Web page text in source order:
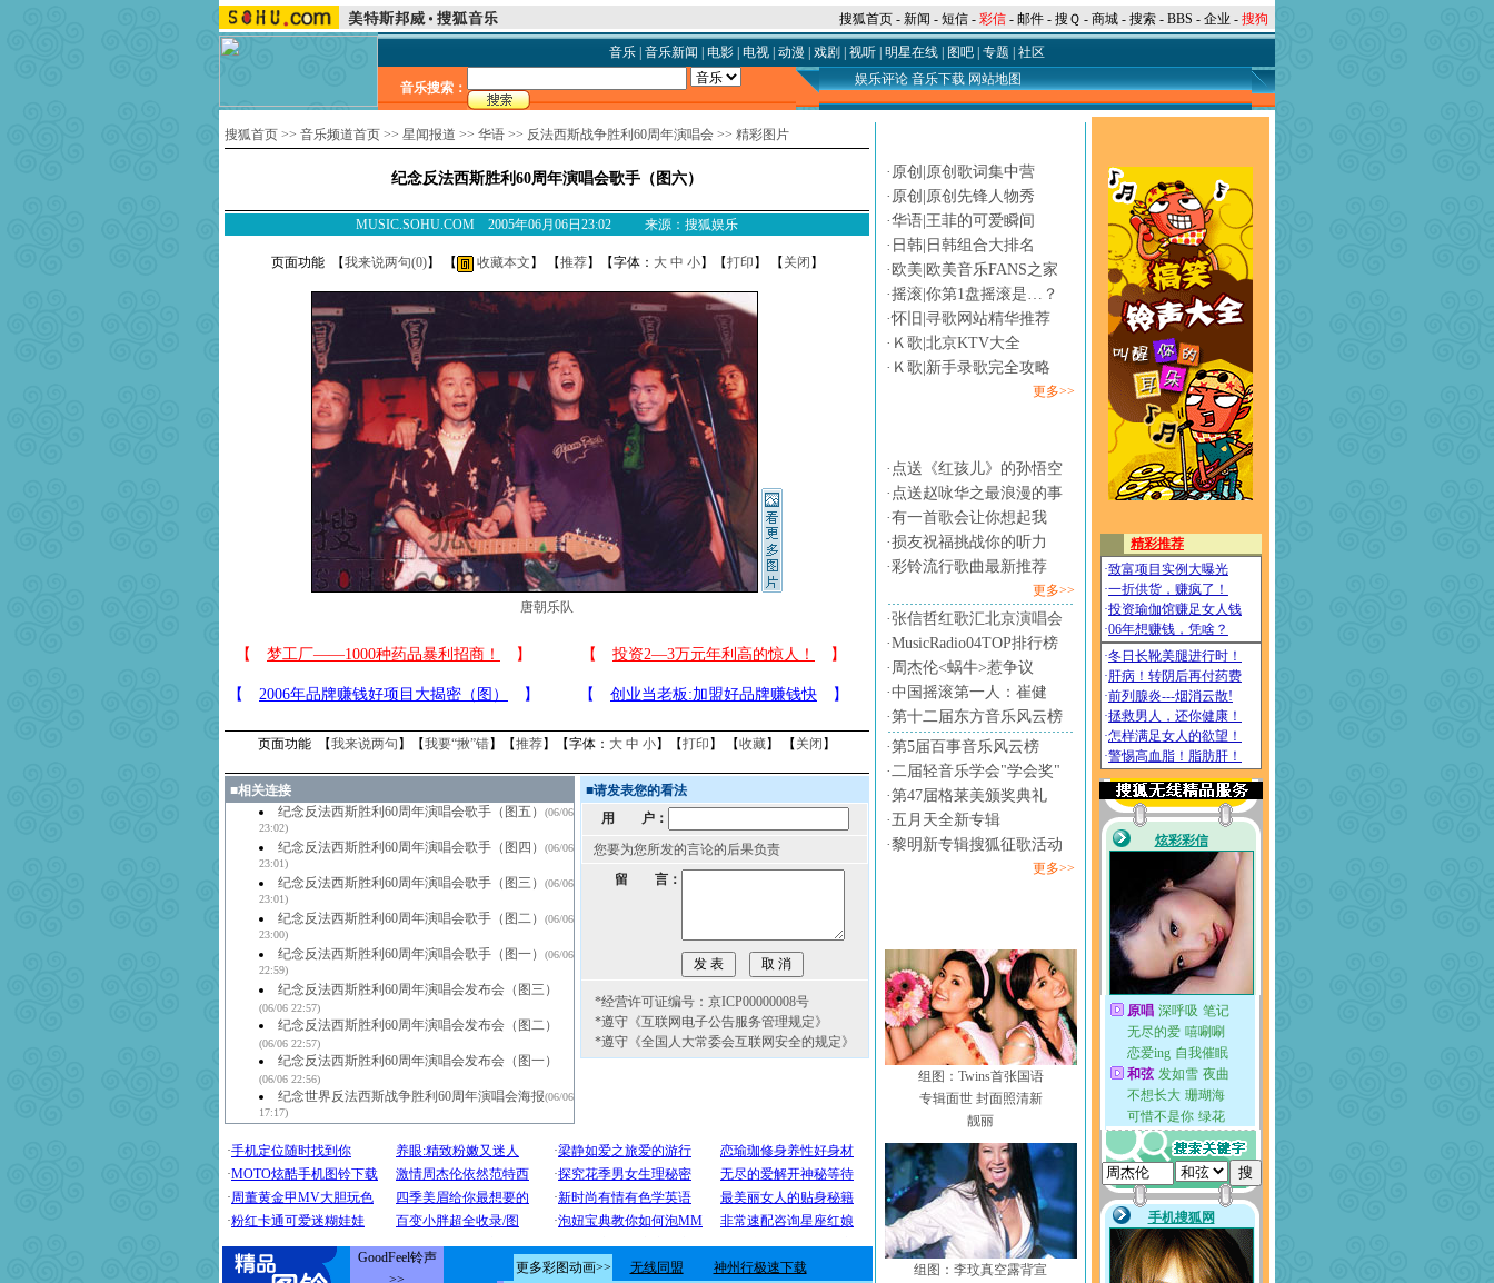
搜狐首页 - 新闻 - 短信 - 彩信 - 邮件 - 搜Ｑ - 商城 - 搜索 - BBS - 企业 - 搜狗
音乐| 音乐新闻 电影| 电视| 动漫 戏剧 视听| 明星在线| 图吧| 专题 社区
音乐搜索：
娱乐评论 音乐下载 网站地图
搜狐首页 >> 音乐频道首页 >> 星闻报道 >> 华语 >> 反法西斯战争胜利60周年演唱会 >> 精彩图片
纪念反法西斯胜利60周年演唱会歌手（图六）
MUSIC.SOHU.COM 2005年06月06日23:02 来源：搜狐娱乐
页面功能 【我来说两句(0)】 【 收藏本文 】 【推荐】【字体： 大 中 小】【打印 】 【 关闭 】
唐朝乐队
页面功能 【我来说两句 】【我要“揪”错】【推荐】【字体： 大 中 小】【打印 】 【收藏】 【 关闭 】
■相关连接
纪念反法西斯胜利60周年演唱会歌手（图五）
(06/06
23:02)
纪念反法西斯胜利60周年演唱会歌手（图四）
(06/06
23:01)
纪念反法西斯胜利60周年演唱会歌手（图三）
(06/06
23:01)
纪念反法西斯胜利60周年演唱会歌手（图二）
(06/06
23:00)
纪念反法西斯胜利60周年演唱会歌手（图一）
(06/06
22:59)
纪念反法西斯胜利60周年演唱会发布会（图三）
(06/06 22:57)
纪念反法西斯胜利60周年演唱会发布会（图二）
(06/06 22:57)
纪念反法西斯胜利60周年演唱会发布会（图一）
(06/06 22:56)
纪念世界反法西斯战争胜利60周年演唱会海报(06/06
17:17)
■请发表您的看法
用 户：
您要为您所发的言论的后果负责
留 言：
*经营许可证编号：京ICP00000008号
*遵守《互联网电子公告服务管理规定》
*遵守《全国人大常委会互联网安全的规定》
· 原创|原创歌词集中营
· 原创|原创先锋人物秀
·华语|王菲的可爱瞬间
· 日韩|日韩组合大排名
· 欧美|欧美音乐FANS之家
·摇滚|你第1盘摇滚是…？
·怀旧|寻歌网站精华推荐
· Ｋ歌|北京KTV大全
· Ｋ歌|新手录歌完全攻略
更多>>
· 点送《红孩儿》的孙悟空
· 点送赵咏华之最浪漫的事
·有一首歌会让你想起我
·损友祝福挑战你的听力
·彩铃流行歌曲最新推荐
更多>>
·张信哲红歌汇北京演唱会
·MusicRadio04TOP排行榜
· 周杰伦<蜗牛>惹争议
·中国摇滚第一人：崔健
·第十二届东方音乐风云榜
·第5届百事音乐风云榜
·二届轻音乐学会"学会奖"
·第47届格莱美颁奖典礼
· 五月天全新专辑
·黎明新专辑搜狐征歌活动
更多>>
组图：Twins首张国语
专辑面世 封面照清新
靓丽
组图：李玟真空露背宣